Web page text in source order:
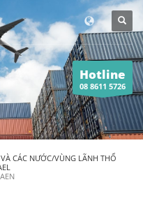
Hotline
08 8611 5726
CÁC NƯỚC/VÙNG LÃNH THỔ